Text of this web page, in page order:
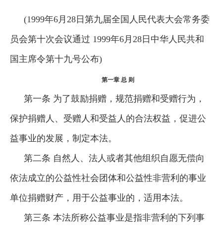
(1999年6月28日第九届全国人民代表大会常务委
员会第十次会议通过 1999年6月28日中华人民共和
国主席令第十九号公布)
第一章 总 则
第一条 为了鼓励捐赠，规范捐赠和受赠行为，
保护捐赠人、受赠人和受益人的合法权益，促进公
益事业的发展，制定本法。
第二条 自然人、法人或者其他组织自愿无偿向
依法成立的公益性社会团体和公益性非营利的事业
单位捐赠财产，用于公益事业的，适用本法。
第三条 本法所称公益事业是指非营利的下列事